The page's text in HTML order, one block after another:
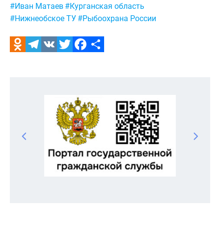
Метки:
#Иван Матаев #Курганская область
#Нижнеобское ТУ #Рыбоохрана России